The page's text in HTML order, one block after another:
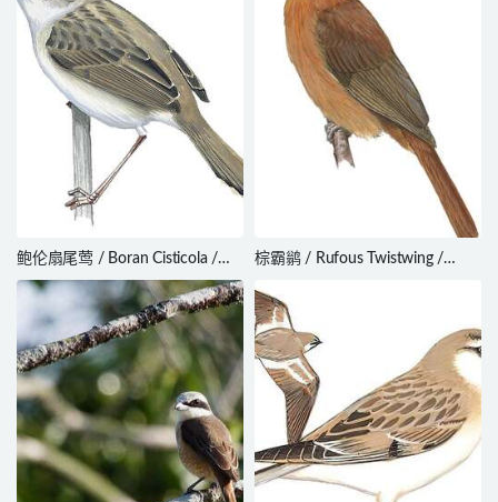
鲍伦扇尾莺 / Boran Cisticola /
Cisticola bodessa
棕霸鹟 / Rufous Twistwing /